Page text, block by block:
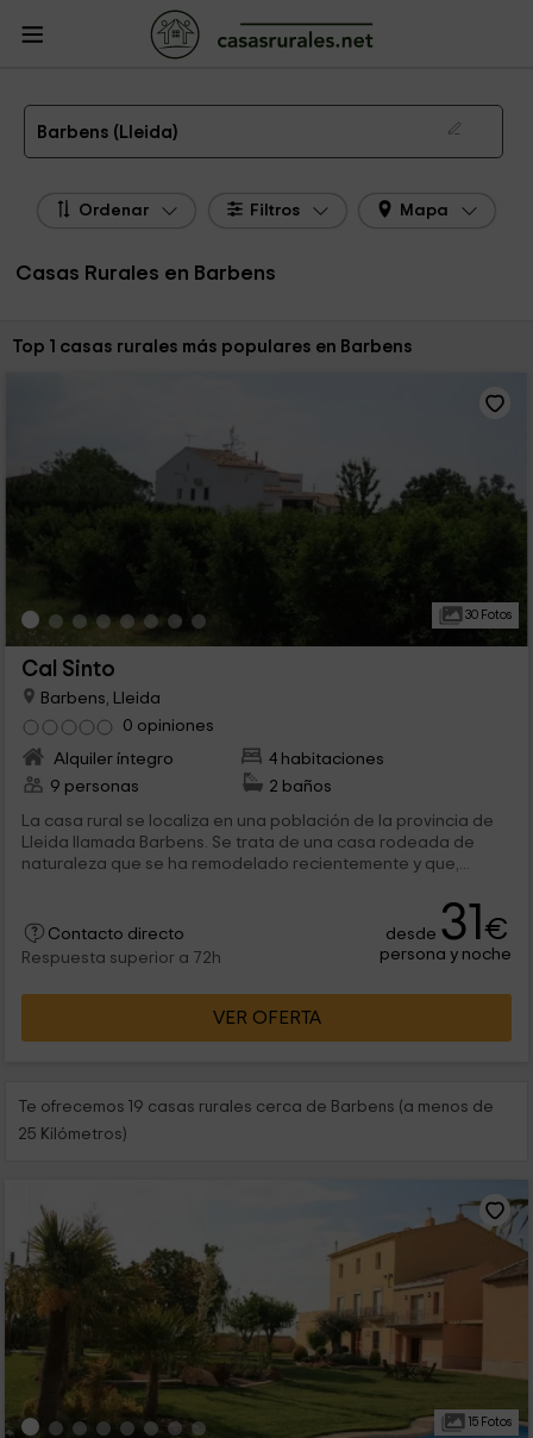
Casas Rurales
Lleida
Casas Rurales Barbens
Las 1 mejores casas rurales en Barbens de 2026
Barbens (Lleida)
Ordenar Filtros Mapa
Casas Rurales en Barbens
Ordenar por:
Top 1 casas rurales más populares en Barbens
30 Fotos
Cal Sinto
Barbens, Lleida
0 opiniones
Alquiler íntegro
4 habitaciones
9 personas
2 baños
La casa rural se localiza en una población de la provincia de
Lleida llamada Barbens. Se trata de una casa rodeada de
naturaleza que se ha remodelado recientemente y que,...
Contacto directo
Respuesta superior a 72h
desde 31€
persona y noche
VER OFERTA
Te ofrecemos 19 casas rurales cerca de Barbens (a menos de
25 Kilómetros)
15 Fotos